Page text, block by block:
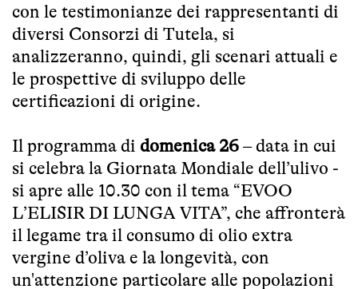
con le testimonianze dei rappresentanti di
diversi Consorzi di Tutela, si
analizzeranno, quindi, gli scenari attuali e
le prospettive di sviluppo delle
certificazioni di origine.
Il programma di domenica 26 – data in cui
si celebra la Giornata Mondiale dell’ulivo -
si apre alle 10.30 con il tema “EVOO
L’ELISIR DI LUNGA VITA”, che affronterà
il legame tra il consumo di olio extra
vergine d’oliva e la longevità, con
un'attenzione particolare alle popolazioni